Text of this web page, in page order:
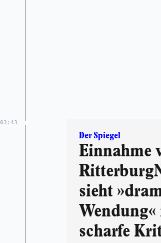
03:43
Der Spiegel
Einnahme
sieht
scharfe